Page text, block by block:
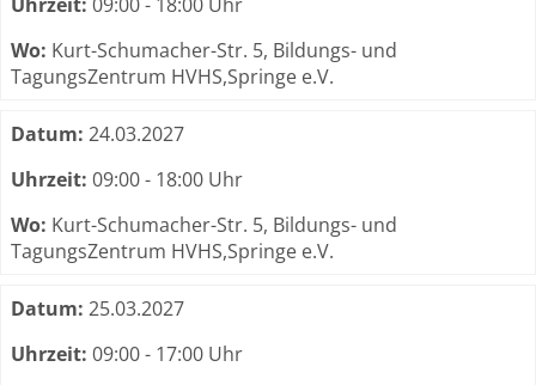
Wo: Kurt-Schumacher-Str. 5, Bildungs- und
TagungsZentrum HVHS,Springe e.V.
Datum: 24.03.2027
Uhrzeit: 09:00 - 18:00 Uhr
Wo: Kurt-Schumacher-Str. 5, Bildungs- und
TagungsZentrum HVHS,Springe e.V.
Datum: 25.03.2027
Uhrzeit: 09:00 - 17:00 Uhr